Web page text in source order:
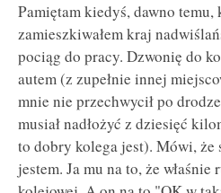
Pamiętam kiedyś, dawno temu,
zamieszkiwałem kraj
pociąg do pracy. Dzwonię do
autem (z zupełnie innej
mnie nie przechwycił po
musiał nadłożyć z dziesięć
to dobry kolega jest). Mówi, że
jestem. Ja mu na to, że właśnie